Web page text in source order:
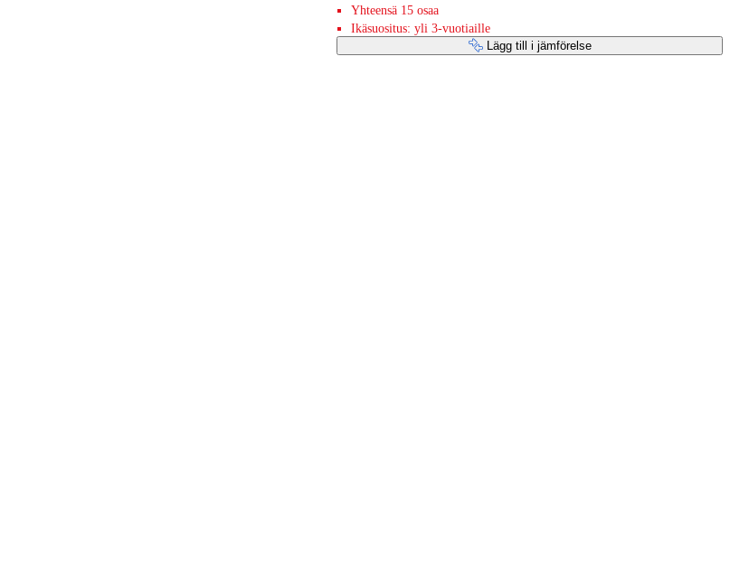
Yhteensä 15 osaa
Ikäsuositus: yli 3-vuotiaille
Lägg till i jämförelse